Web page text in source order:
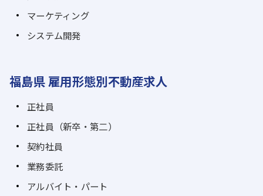
マーケティング
システム開発
福島県 雇用形態別不動産求人
正社員
正社員（新卒・第二）
契約社員
業務委託
アルバイト・パート